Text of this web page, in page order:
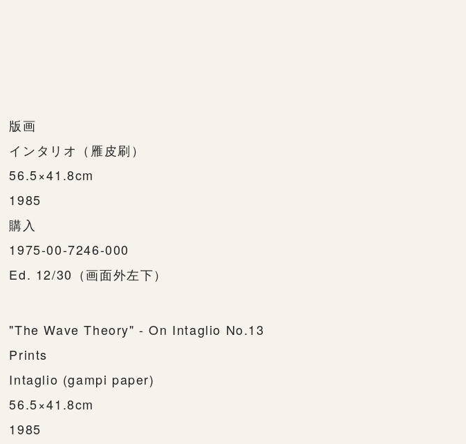
版画
インタリオ（雁皮刷）
56.5×41.8cm
1985
購入
1975-00-7246-000
Ed. 12/30（画面外左下）
"The Wave Theory" - On Intaglio No.13
Prints
Intaglio (gampi paper)
56.5×41.8cm
1985